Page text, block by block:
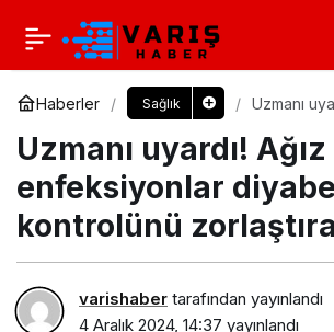
Haberler Sağlık
Uzmanı
kontrolünü
Uzmanı uyardı!
enfeksiyonlar
kontrolünü
varishaber tarafından yayınlandı
4 Aralık 2024, 14:37 yayınlandı